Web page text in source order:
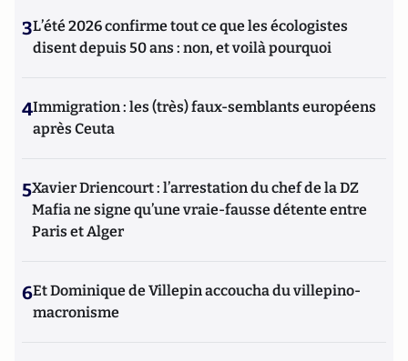
3L’été 2026 confirme tout ce que les écologistes
disent depuis 50 ans : non, et voilà pourquoi
4Immigration : les (très) faux-semblants européens
après Ceuta
5Xavier Driencourt : l’arrestation du chef de la DZ
Mafia ne signe qu’une vraie-fausse détente entre
Paris et Alger
6Et Dominique de Villepin accoucha du villepino-
macronisme